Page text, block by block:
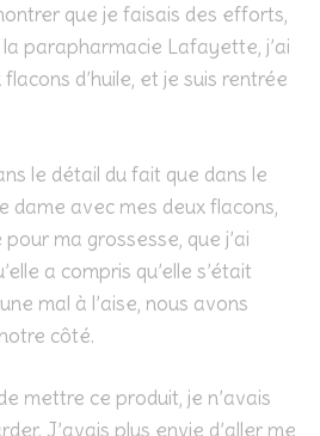
que je faisais des efforts,
parapharmacie Lafayette, j’ai
d’huile, et je suis rentrée
le détail du fait que dans le
dame avec mes deux flacons,
pour ma grossesse, que j’ai
a compris qu’elle s’était
mal à l’aise, nous avons
côté.
mettre ce produit, je n’avais
J’avais plus envie d’aller me